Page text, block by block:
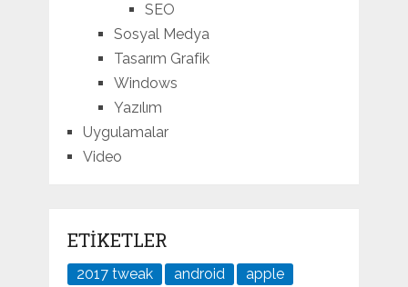
SEO
Sosyal Medya
Tasarım Grafik
Windows
Yazılım
Uygulamalar
Video
ETIKETLER
2017 tweak android
apple